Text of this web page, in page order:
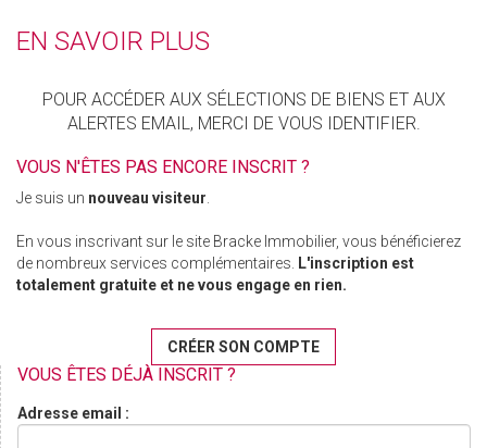
EN SAVOIR PLUS
POUR ACCÉDER AUX SÉLECTIONS DE BIENS ET AUX
ALERTES EMAIL, MERCI DE VOUS IDENTIFIER.
VOUS N'ÊTES PAS ENCORE INSCRIT ?
Je suis un nouveau visiteur.
En vous inscrivant sur le site Bracke Immobilier, vous bénéficierez
de nombreux services complémentaires. L'inscription est
totalement gratuite et ne vous engage en rien.
CRÉER SON COMPTE
VOUS ÊTES DÉJÀ INSCRIT ?
Adresse email :